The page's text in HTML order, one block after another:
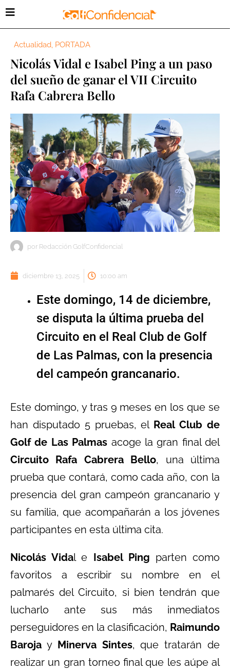
Actualidad, PORTADA
Nicolás Vidal e Isabel Ping a un paso
del sueño de ganar el VII Circuito
Rafa Cabrera Bello
por Redacción GolfConfidencial
diciembre 13, 2025 10:00 am
Este domingo, 14 de diciembre,
se disputa la última prueba del
Circuito en el Real Club de Golf
de Las Palmas, con la presencia
del campeón grancanario.
Este domingo, y tras 9 meses en los que se
han disputado 5 pruebas, el Real Club de
Golf de Las Palmas acoge la gran final del
Circuito Rafa Cabrera Bello, una última
prueba que contará, como cada año, con la
presencia del gran campeón grancanario y
su familia, que acompañarán a los jóvenes
participantes en esta última cita.
Nicolás Vidal e Isabel Ping parten como
favoritos a escribir su nombre en el
palmarés del Circuito, si bien tendrán que
lucharlo ante sus más inmediatos
perseguidores en la clasificación, Raimundo
Baroja y Minerva Sintes, que tratarán de
realizar un gran torneo final que les aúpe al